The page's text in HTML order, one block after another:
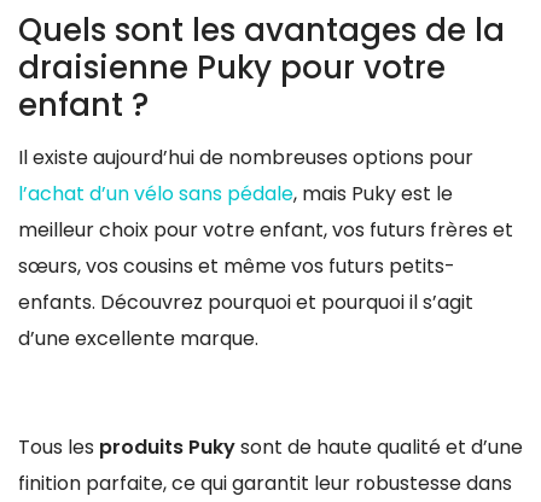
Quels sont les avantages de la
draisienne Puky pour votre
enfant ?
Il existe aujourd’hui de nombreuses options pour
l’achat d’un vélo sans pédale, mais Puky est le
meilleur choix pour votre enfant, vos futurs frères et
sœurs, vos cousins et même vos futurs petits-
enfants. Découvrez pourquoi et pourquoi il s’agit
d’une excellente marque.
Tous les produits Pukysont de haute qualité et d’une
finition parfaite, ce qui garantit leur robustesse dans